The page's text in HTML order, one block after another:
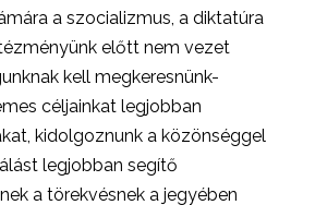
a szocializmus, a diktatúra
előtt nem vezet
kell megkeresnünk-
céljainkat legjobban
kidolgoznunk a közönséggel
legjobban segítő
a törekvésnek a jegyében